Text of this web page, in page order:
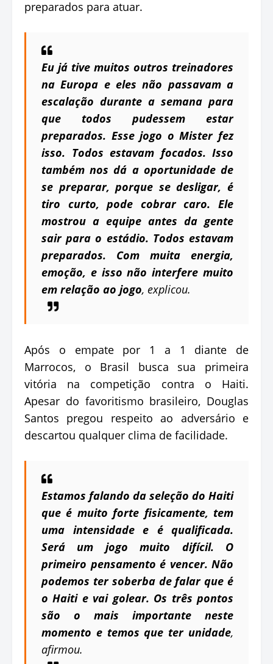
preparados para atuar.
Eu já tive muitos outros treinadores
na Europa e eles não passavam a
escalação durante a semana para
que todos pudessem estar
preparados. Esse jogo o Mister fez
isso. Todos estavam focados. Isso
também nos dá a oportunidade de
se preparar, porque se desligar, é
tiro curto, pode cobrar caro. Ele
mostrou a equipe antes da gente
sair para o estádio. Todos estavam
preparados. Com muita energia,
emoção, e isso não interfere muito
em relação ao jogo, explicou.
Após o empate por 1 a 1 diante de
Marrocos, o Brasil busca sua primeira
vitória na competição contra o Haiti.
Apesar do favoritismo brasileiro, Douglas
Santos pregou respeito ao adversário e
descartou qualquer clima de facilidade.
Estamos falando da seleção do Haiti
que é muito forte fisicamente, tem
uma intensidade e é qualificada.
Será um jogo muito difícil. O
primeiro pensamento é vencer. Não
podemos ter soberba de falar que é
o Haiti e vai golear. Os três pontos
são o mais importante neste
momento e temos que ter unidade,
afirmou.